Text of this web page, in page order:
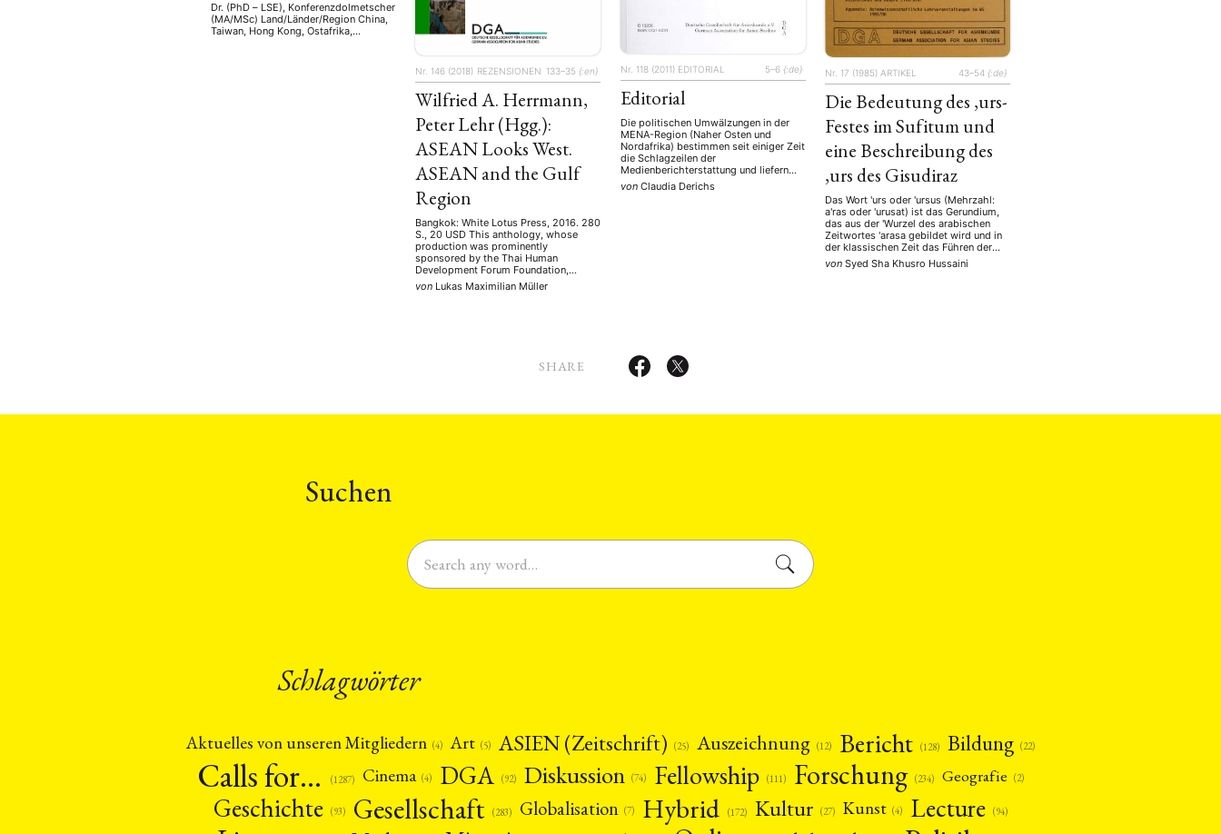
Dr. (PhD – LSE), Konferenzdolmetscher
(MA/MSc) Land/Länder/Region China,
Taiwan, Hong Kong, Ostafrika,
Nr. 146 (2018) REZENSIONEN 133–35 {:en}
Wilfried A. Herrmann,
Peter Lehr (Hgg.):
ASEAN Looks West.
ASEAN and the Gulf
Region
Bangkok: White Lotus Press, 2016. 280
S., 20 USD This anthology, whose
production was prominently
sponsored by the Thai Human
Development Forum Foundation,
funded by the Thai Prime Minister’s
Office, tries to assess the potential for
von Lukas Maximilian Müller
Nr. 118 (2011) EDITORIAL 5–6 {:de}
Editorial
Die politischen Umwälzungen in der
MENA-Region (Naher Osten und
Nordafrika) bestimmen seit einiger Zeit
die Schlagzeilen der
Medienberichterstattung und liefern
auch für die Regionalwissenschaften
oder die area studies reichlich neue
von Claudia Derichs
Nr. 17 (1985) ARTIKEL 43–54 {:de}
Die Bedeutung des ‚urs-
Festes im Sufitum und
eine Beschreibung des
‚urs des Gisudiraz
Das Wort 'urs oder 'ursus (Mehrzahl:
a'ras oder 'urusat) ist das Gerundium,
das aus der 'Wurzel des arabischen
Zeitwortes 'arasa gebildet wird und in
der klassischen Zeit das Führen der
Braut zum Hause des Bräutigams
bedeutete. Überdies bedeutete es,
von Syed Sha Khusro Hussaini
SHARE
Suchen
Schlagwörter
Aktuelles von unseren Mitgliedern (4) Art (5) ASIEN (Zeitschrift) (25) Auszeichnung (12) Bericht (128) Bildung (22)
Calls for… (1287) Cinema (4) DGA (92) Diskussion (74) Fellowship (111) Forschung (234) Geografie (2)
Geschichte (93) Gesellschaft (283) Globalisation (7) Hybrid (172) Kultur (27) Kunst (4) Lecture (94)